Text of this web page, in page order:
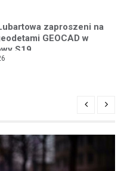
zaproszeni na
GEOCAD w
S19